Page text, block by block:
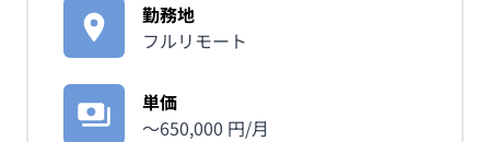
勤務地
フルリモート
単価
〜650,000 円/月